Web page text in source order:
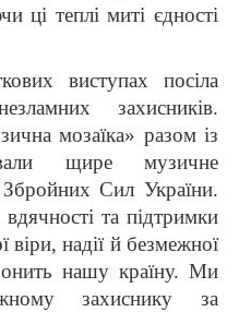
ці теплі миті єдності
виступах посіла
захисників.
мозаїка» разом із
щире музичне
Збройних Сил України.
та підтримки
віри, надії й безмежної
нашу країну. Ми
захиснику за